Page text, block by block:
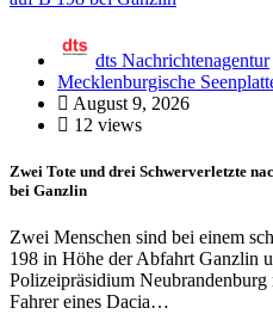
dts Nachrichtenagentur
Mecklenburgische
August 9, 2026
12 views
Zwei Tote und drei Schwerverletzte
bei Ganzlin
Zwei Menschen sind bei einem
198 in Höhe der Abfahrt Ganzlin
Polizeipräsidium
Fahrer eines Dacia…